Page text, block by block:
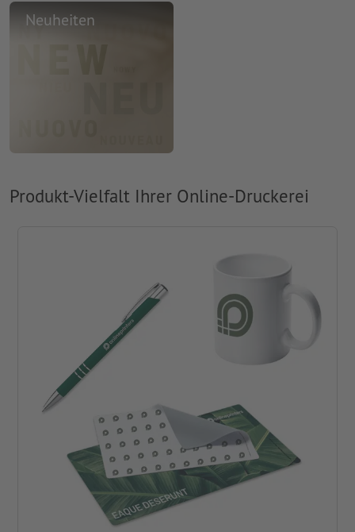
Neuheiten
Produkt-Vielfalt Ihrer Online-Druckerei